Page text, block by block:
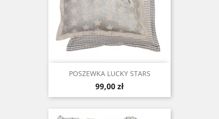
POSZEWKA LUCKY STARS
Cena
99,00 zł